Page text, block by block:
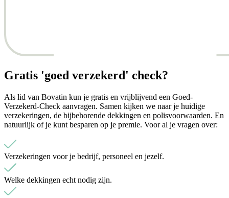
Gratis 'goed verzekerd' check?
Als lid van Bovatin kun je gratis en vrijblijvend een Goed-
Verzekerd-Check aanvragen. Samen kijken we naar je huidige
verzekeringen, de bijbehorende dekkingen en polisvoorwaarden. En
natuurlijk of je kunt besparen op je premie. Voor al je vragen over:
Verzekeringen voor je bedrijf, personeel en jezelf.
Welke dekkingen echt nodig zijn.